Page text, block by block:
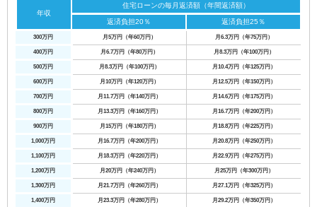
年収
住宅ローンの毎月返済額（年間返済額）
返済負担20％ 返済負担25％
300万円 月5万円（年60万円） 月6.3万円（年75万円）
400万円 月6.7万円（年80万円） 月8.3万円（年100万円）
500万円 月8.3万円（年100万円） 月10.4万円（年125万円）
600万円 月10万円（年120万円） 月12.5万円（年150万円）
700万円 月11.7万円（年140万円） 月14.6万円（年175万円）
800万円 月13.3万円（年160万円） 月16.7万円（年200万円）
900万円 月15万円（年180万円） 月18.8万円（年225万円）
1,000万円 月16.7万円（年200万円） 月20.8万円（年250万円）
1,100万円 月18.3万円（年220万円） 月22.9万円（年275万円）
1,200万円 月20万円（年240万円） 月25万円（年300万円）
1,300万円 月21.7万円（年260万円） 月27.1万円（年325万円）
1,400万円 月23.3万円（年280万円） 月29.2万円（年350万円）